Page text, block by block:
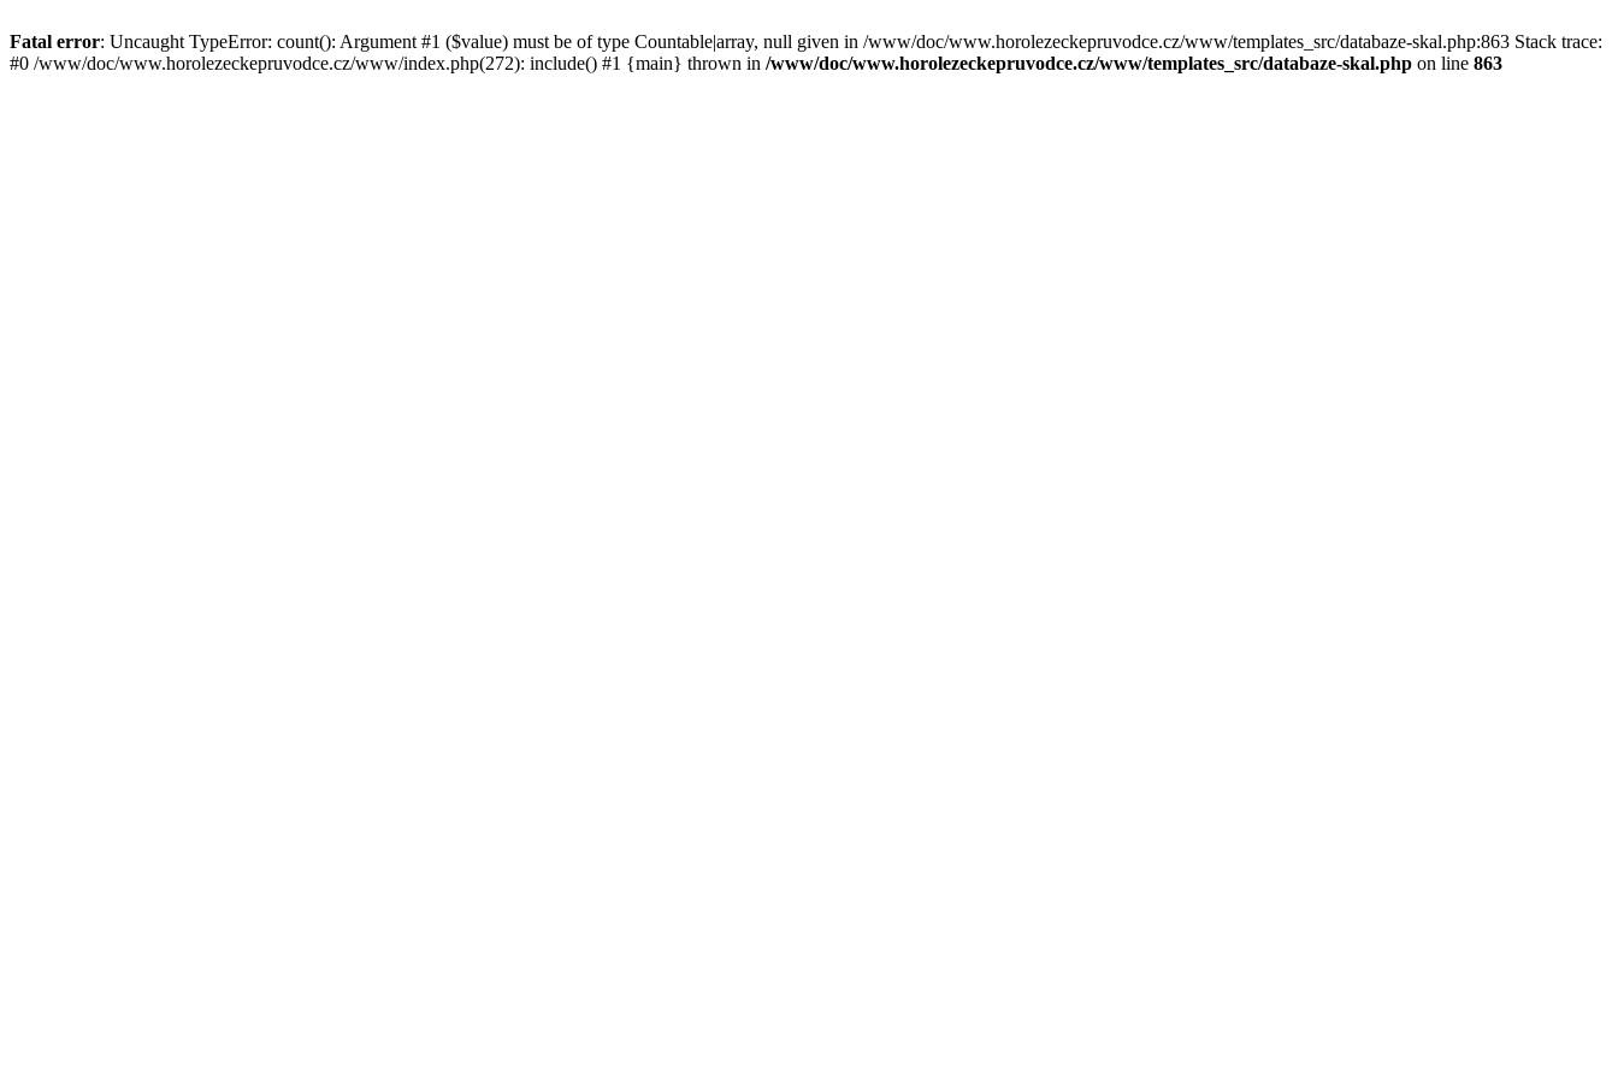
Fatal error: Uncaught TypeError: count(): Argument #1 ($value) must be of type Countable|array, null given in /www/doc/www.horolezeckepruvodce.cz/www/templates_src/databaze-skal.php:863 Stack trace:
#0 /www/doc/www.horolezeckepruvodce.cz/www/index.php(272): include() #1 {main} thrown in /www/doc/www.horolezeckepruvodce.cz/www/templates_src/databaze-skal.php on line 863